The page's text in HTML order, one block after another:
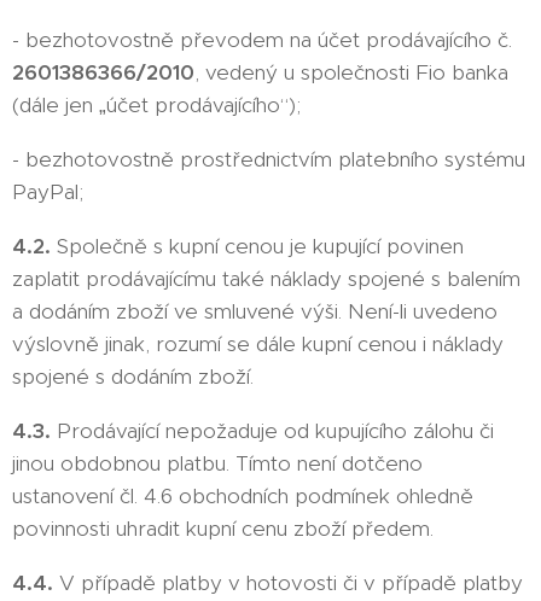
- bezhotovostně převodem na účet prodávajícího č.
2601386366/2010, vedený u společnosti Fio banka
(dále jen „účet prodávajícího“);
- bezhotovostně prostřednictvím platebního systému
PayPal;
4.2. Společně s kupní cenou je kupující povinen
zaplatit prodávajícímu také náklady spojené s balením
a dodáním zboží ve smluvené výši. Není-li uvedeno
výslovně jinak, rozumí se dále kupní cenou i náklady
spojené s dodáním zboží.
4.3. Prodávající nepožaduje od kupujícího zálohu či
jinou obdobnou platbu. Tímto není dotčeno
ustanovení čl. 4.6 obchodních podmínek ohledně
povinnosti uhradit kupní cenu zboží předem.
4.4. V případě platby v hotovosti či v případě platby